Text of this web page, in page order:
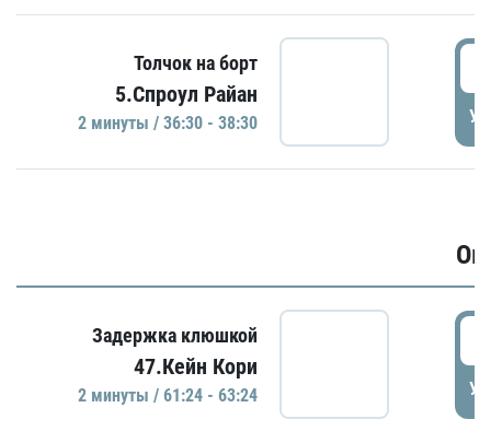
Толчок на борт
5.Спроул Райан
2 минуты / 36:30 - 38:30
Задержка клюшкой
47.Кейн Кори
2 минуты / 61:24 - 63:24